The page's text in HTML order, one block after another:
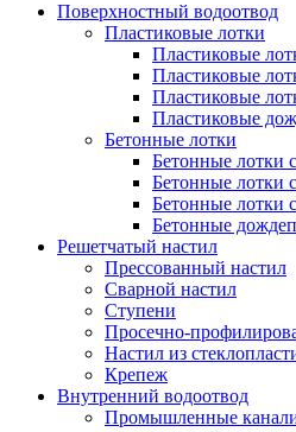
Поверхностный водоотвод
Пластиковые лотки
Пластиковые
Пластиковые
Пластиковые
Пластиковые
Бетонные лотки
Бетонные лотки
Бетонные лотки
Бетонные лотки
Бетонные
Решетчатый настил
Прессованный настил
Сварной настил
Ступени
Просечно-
Настил из
Крепеж
Внутренний водоотвод
Промышленные